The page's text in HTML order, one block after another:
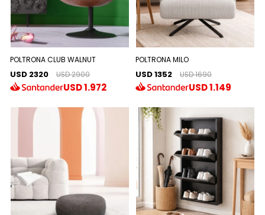
POLTRONA CLUB WALNUT
USD 2320 USD 2900
USD1.972
POLTRONA MILO
USD 1352 USD 1690
USD1.149